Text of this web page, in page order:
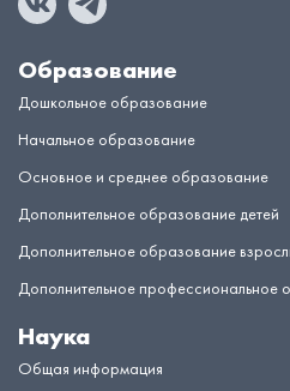
Образование
Дошкольное образование
Начальное образование
Основное и среднее образование
Дополнительное образование детей
Дополнительное образование
Дополнительное профессиональное
Наука
Общая информация